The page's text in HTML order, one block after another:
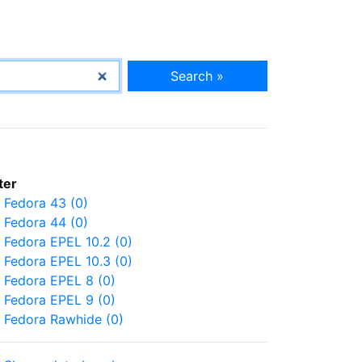
Search »
Fedora 43 (0)
Fedora 44 (0)
Fedora EPEL 10.2 (0)
Fedora EPEL 10.3 (0)
Fedora EPEL 8 (0)
Fedora EPEL 9 (0)
Fedora Rawhide (0)